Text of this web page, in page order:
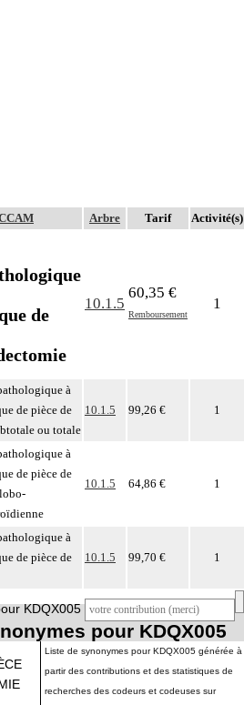
Arbre Tarif Activité(s)
de
10.1.5
60,35 €
Remboursement
1
à
de pièce de
ou totale
10.1.5 99,26 € 1
à
de pièce de
10.1.5 64,86 € 1
à
de pièce de
10.1.5 99,70 € 1
KDQX005
pour KDQX005
Liste de synonymes pour KDQX005 générée à
partir des contributions et des statistiques de
recherches des codeurs et codeuses sur